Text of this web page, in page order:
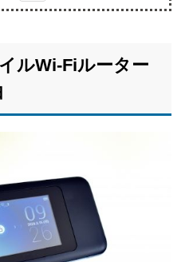
ルWi-Fiルーター